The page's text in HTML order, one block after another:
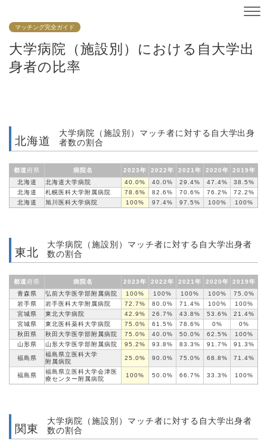
マッチング完全ガイド
大学病院（施設別）における自大学出
身者の比率
北海道
大学病院（施設別）マッチ者に対する自大学出身
者数の割合
都道府県 病院名 2023年 2022年 2021年 2020年
2019年
北海道
北海道大学病院 40.0% 40.0% 29.4% 47.4%
38.5%
北海道
札幌医科大学附属病院 78.6% 82.6% 70.6% 76.2%
72.2%
北海道
旭川医科大学病院 100% 97.4% 97.5% 100% 100%
東北
大学病院（施設別）マッチ者に対する自大学出身者
数の割合
都道府県 病院名 2023年 2022年 2021年 2020年
2019年
青森県
弘前大学医学部附属病院 100% 100% 100% 100%
75.0%
岩手県
岩手医科大学附属病院 72.7% 80.0% 71.4% 100%
100%
宮城県
東北大学病院 42.9% 26.7% 43.8% 53.6%
21.4%
宮城県
東北医科薬科大学病院 75.0% 61.5% 78.6% 0%
0%
秋田県
秋田大学医学部附属病院 75.0% 40.0% 50.0% 62.5%
100%
山形県
山形大学医学部附属病院 95.2% 93.8% 83.3% 91.7% 91.3%
福島県
福島県立医科大学
附属病院
25.0% 90.0% 75.0% 68.8% 71.4%
福島県
福島県立医科大学会津医
療センター附属病院
100% 50.0% 66.7% 33.3% 100%
関東
大学病院（施設別）マッチ者に対する自大学出身者
数の割合